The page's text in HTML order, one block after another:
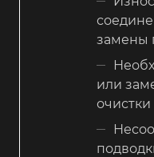
замены
или
очистки